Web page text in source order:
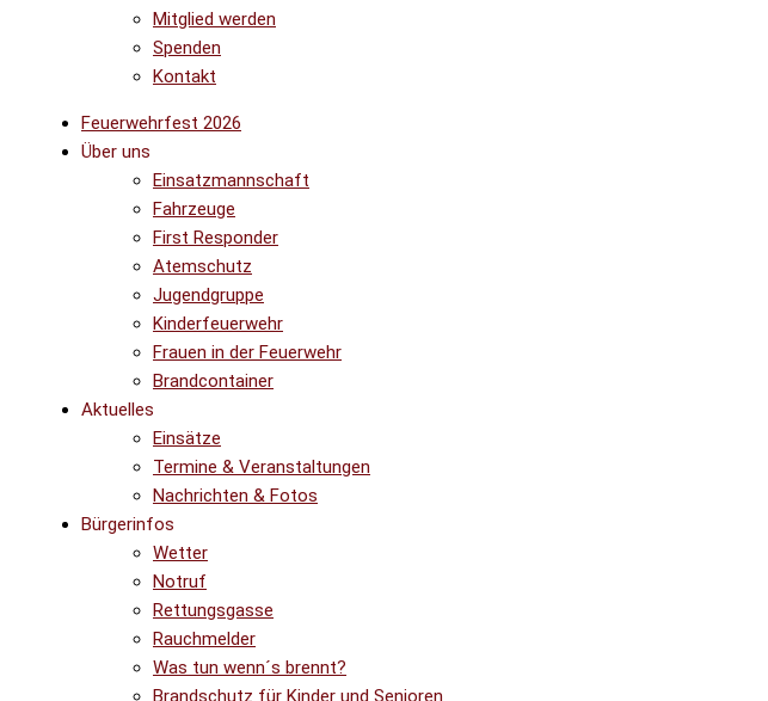
Mitglied werden
Spenden
Kontakt
Feuerwehrfest 2026
Über uns
Einsatzmannschaft
Fahrzeuge
First Responder
Atemschutz
Jugendgruppe
Kinderfeuerwehr
Frauen in der Feuerwehr
Brandcontainer
Aktuelles
Einsätze
Termine & Veranstaltungen
Nachrichten & Fotos
Bürgerinfos
Wetter
Notruf
Rettungsgasse
Rauchmelder
Was tun wenn´s brennt?
Brandschutz für Kinder und Senioren